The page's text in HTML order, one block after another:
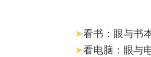
➤看书：眼与书
➤看电脑：眼与